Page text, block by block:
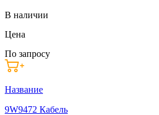
В наличии
Цена
По запросу
Название
9W9472 Кабель